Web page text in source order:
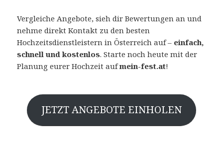
Vergleiche Angebote, sieh dir Bewertungen an und
nehme direkt Kontakt zu den besten
Hochzeitsdienstleistern in Österreich auf – einfach,
schnell und kostenlos. Starte noch heute mit der
Planung eurer Hochzeit aufmein-fest.at!
JETZT ANGEBOTE EINHOLEN